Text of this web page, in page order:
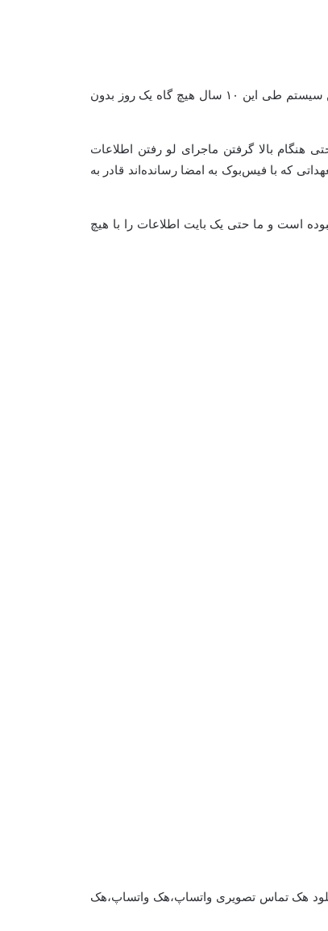
بنیان‌گذار تلگرام با اشاره به اینکه واتس‌اپ به دلیل وجود حفره‌های امنیتی متعدد مورد علاقه برای اهداف نظارتی است می‌گوید که این سیستم طی این ۱۰ سال هیچ گاه یک روز بدون
بالا گرفتن ماجرای لو رفتن اطلاعات
که با فیس‌بوک به امضا رسانده‌اند قادر به
نبوده است و ما حتی یک بایت اطلاعات را با هیچ
هک تماس تصویری واتساپ،هک واتساپ،هک